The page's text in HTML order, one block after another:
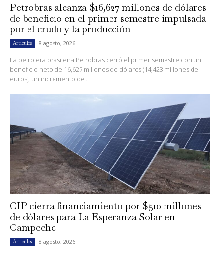
Petrobras alcanza $16,627 millones de dólares
de beneficio en el primer semestre impulsada
por el crudo y la producción
Artículos 8 agosto, 2026
La petrolera brasileña Petrobras cerró el primer semestre con un
beneficio neto de 16,627 millones de dólares (14,423 millones de
euros), un incremento de...
CIP cierra financiamiento por $510 millones
de dólares para La Esperanza Solar en
Campeche
Artículos 8 agosto, 2026